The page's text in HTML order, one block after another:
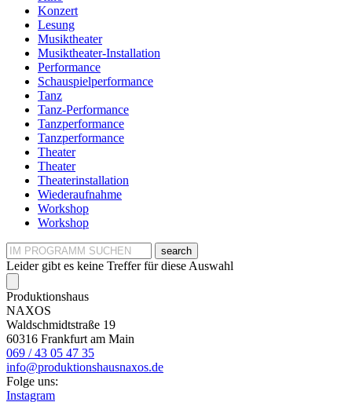
Konzert
Lesung
Musiktheater
Musiktheater-Installation
Performance
Schauspielperformance
Tanz
Tanz-Performance
Tanzperformance
Tanzperformance
Theater
Theater
Theaterinstallation
Wiederaufnahme
Workshop
Workshop
search
Leider gibt es keine Treffer für diese Auswahl
Produktionshaus
NAXOS
Waldschmidtstraße 19
60316 Frankfurt am Main
069 / 43 05 47 35
info@produktionshausnaxos.de
Folge uns:
Instagram